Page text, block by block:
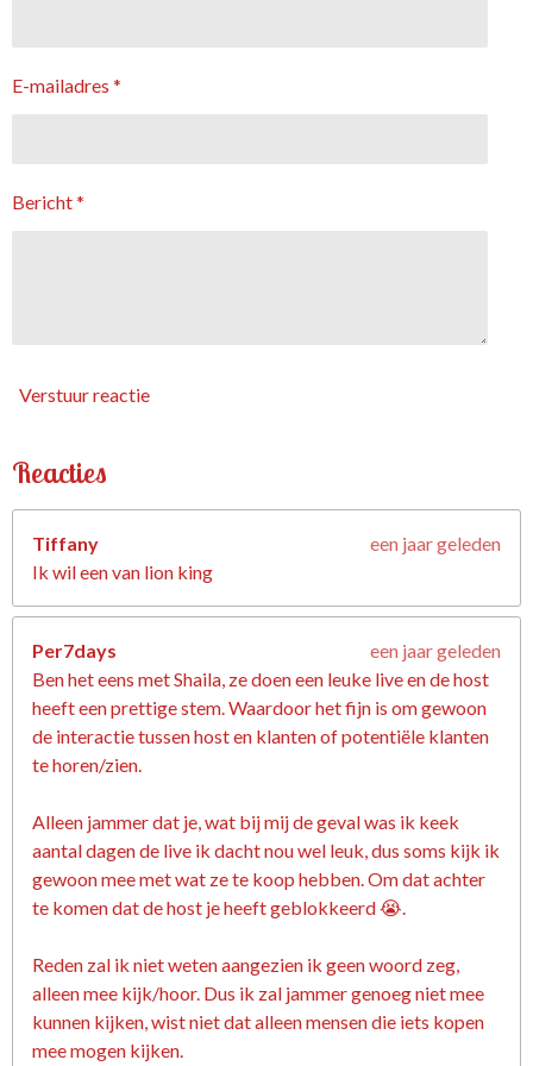
E-mailadres *
Bericht *
Verstuur reactie
Reacties
Tiffany
een jaar geleden
Ik wil een van lion king
Per7days
een jaar geleden
Ben het eens met Shaila, ze doen een leuke live en de host
heeft een prettige stem. Waardoor het fijn is om gewoon
de interactie tussen host en klanten of potentiële klanten
te horen/zien.
Alleen jammer dat je, wat bij mij de geval was ik keek
aantal dagen de live ik dacht nou wel leuk, dus soms kijk ik
gewoon mee met wat ze te koop hebben. Om dat achter
te komen dat de host je heeft geblokkeerd 😭.
Reden zal ik niet weten aangezien ik geen woord zeg,
alleen mee kijk/hoor. Dus ik zal jammer genoeg niet mee
kunnen kijken, wist niet dat alleen mensen die iets kopen
mee mogen kijken.